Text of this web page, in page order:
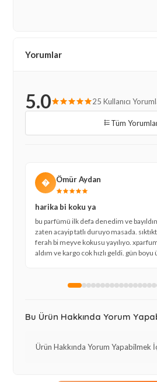
Yorumlar
5.0 25 Kullanıcı
Tüm
� Ömür Aydan
harika bi koku ya
bu parfümü ilk defa denedim ve
zaten acayip tatlı duruyo masada.
ferah bi meyve kokusu yayılıyo.
aldım ve kargo cok hızlı geldi. gün boyu
Bu Ürün Hakkında Yorum
Ürün Hakkında Yorum Yapabilmek